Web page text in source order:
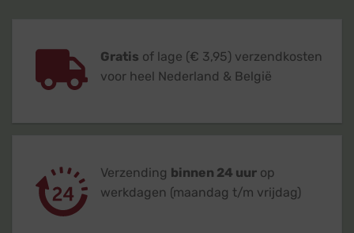
Gratis of lage (€ 3,95) verzendkosten
voor heel Nederland & België
Verzending binnen 24 uur op
werkdagen (maandag t/m vrijdag)